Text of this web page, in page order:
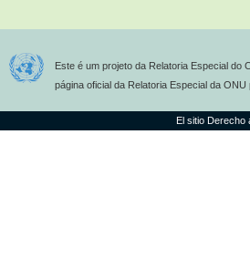
Este é um projeto da Relatoria Especial do
página oficial da Relatoria Especial da ONU
El sitio Derecho